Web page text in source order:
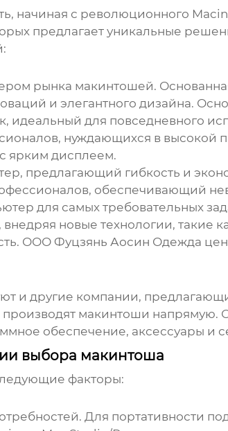
начиная с революционного
предлагает уникальные
:
рынка макинтошей.
и элегантного дизайна.
идеальный для повседневного
нуждающихся в высокой
ярким дисплеем.
предлагающий гибкость и
обеспечивающий
для самых требовательных
внедряя новые технологии,
ООО Фуцзянь Аосин Одежда
и другие компании,
макинтоши напрямую.
обеспечение, аксессуары и
выбора макинтоша
факторы:
Для портативности